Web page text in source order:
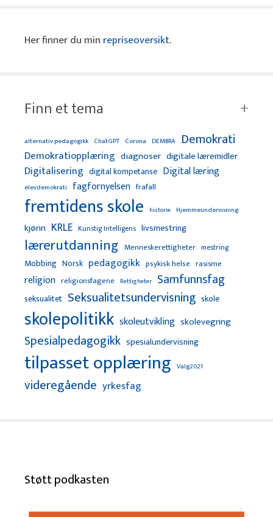
Her finner du min repriseoversikt.
Finn et tema
alternativ pedagogikk ChatGPT Corona DEMBRA Demokrati
Demokratiopplæring diagnoser digitale læremidler
Digitalisering digital kompetanse Digital læring
elevdemokrati fagfornyelsen frafall
fremtidens skole historie Hjemmeundervisning
kjønn KRLE Kunstig Intelligens livsmestring
lærerutdanning Menneskerettigheter mestring
Mobbing Norsk pedagogikk psykisk helse rasisme
religion religionsfagene Rettigheter Samfunnsfag
seksualitet Seksualitetsundervisning skole
skolepolitikk skoleutvikling skolevegring
Spesialpedagogikk spesialundervisning
tilpasset opplæring Valg2021
videregående yrkesfag
Støtt podkasten